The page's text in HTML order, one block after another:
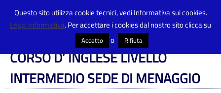
Centro Provinciale Istruzione Adulti>Articoli>Albo pretorio>CORSO D’
INGLESE LIVELLO INTERMEDIO SEDE DI MENAGGIO
CORSO D’ INGLESE LIVELLO
INTERMEDIO SEDE DI MENAGGIO
Questo sito utilizza cookie tecnici, vedi Informativa sui cookies.
Leggi Informativa. Per accettare i cookies dal nostro sito clicca su
Accetto o Rifiuta